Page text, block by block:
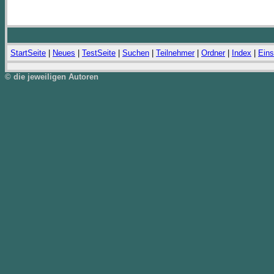
StartSeite Neues TestSeite Suchen Teilnehmer| Ordner| Index
© die jeweiligen Autoren